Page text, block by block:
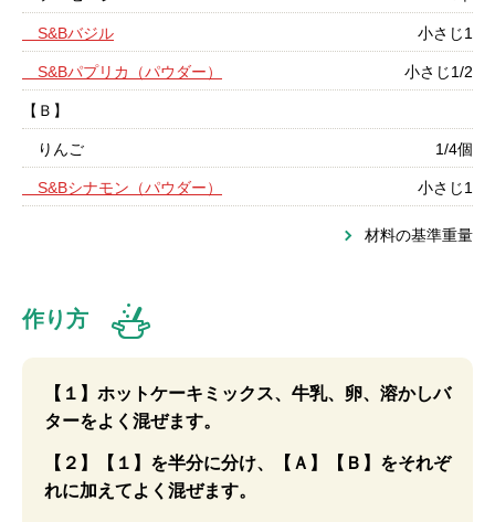
S&Bバジル 小さじ1
S&Bパプリカ（パウダー） 小さじ1/2
【Ｂ】
りんご 1/4個
S&Bシナモン（パウダー） 小さじ1
材料の基準重量
作り方
【１】ホットケーキミックス、牛乳、卵、溶かしバ
ターをよく混ぜます。
【２】【１】を半分に分け、【Ａ】【Ｂ】をそれぞ
れに加えてよく混ぜます。